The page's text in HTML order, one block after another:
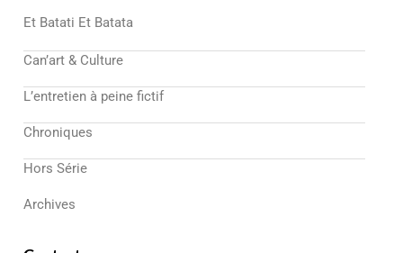
Et Batati Et Batata
Can’art & Culture
L’entretien à peine fictif
Chroniques
Hors Série
Archives